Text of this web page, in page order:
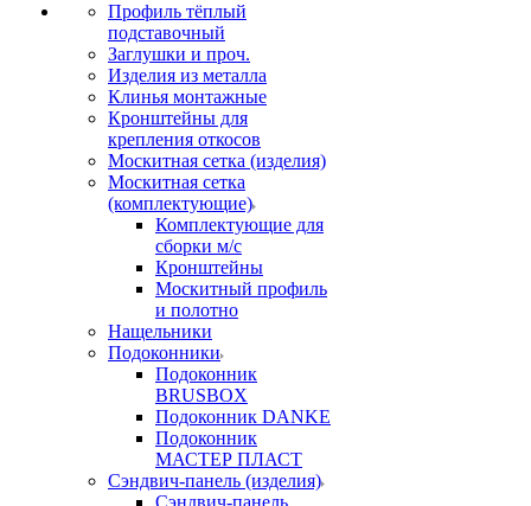
Профиль тёплый
подставочный
Заглушки и проч.
Изделия из металла
Клинья монтажные
Кронштейны для
крепления откосов
Москитная сетка (изделия)
Москитная сетка
(комплектующие)
Комплектующие для
сборки м/с
Кронштейны
Москитный профиль
и полотно
Нащельники
Подоконники
Подоконник
BRUSBOX
Подоконник DANKE
Подоконник
МАСТЕР ПЛАСТ
Сэндвич-панель (изделия)
Сэндвич-панель